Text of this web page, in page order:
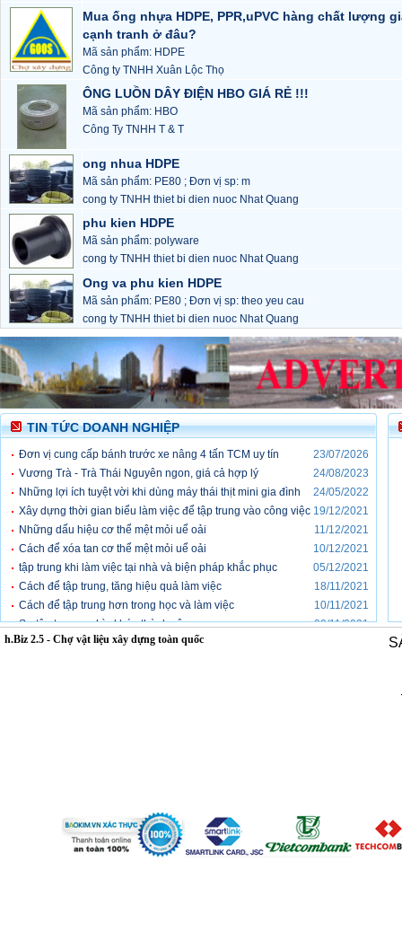
Mua ống nhựa HDPE, PPR,uPVC hàng chất lượng
cạnh tranh ở đâu?
Mã sản phẩm: HDPE
Công ty TNHH Xuân Lộc Thọ
ÔNG LUỒN DÂY ĐIỆN HBO GIÁ RẺ !!!
Mã sản phẩm: HBO
Công Ty TNHH T & T
ong nhua HDPE
Mã sản phẩm: PE80 ; Đơn vị sp: m
cong ty TNHH thiet bi dien nuoc Nhat Quang
phu kien HDPE
Mã sản phẩm: polyware
cong ty TNHH thiet bi dien nuoc Nhat Quang
Ong va phu kien HDPE
Mã sản phẩm: PE80 ; Đơn vị sp: theo yeu cau
cong ty TNHH thiet bi dien nuoc Nhat Quang
TIN TỨC DOANH NGHIỆP
Đơn vị cung cấp bánh trước xe nâng 4 tấn TCM uy tín
23/07/2026
Vương Trà - Trà Thái Nguyên ngon, giá cả hợp lý
24/08/2023
Những lợi ích tuyệt vời khi dùng máy thái thịt mini gia đình
24/05/2022
Xây dựng thời gian biểu làm việc để tập trung vào công việc 19/12/2021
Những dấu hiệu cơ thể mệt mỏi uể oải
11/12/2021
Cách để xóa tan cơ thể mệt mỏi uể oải
10/12/2021
tập trung khi làm việc tại nhà và biện pháp khắc phục
05/12/2021
Cách để tập trung, tăng hiệu quả làm việc
18/11/2021
Cách để tập trung hơn trong học và làm việc
10/11/2021
Sự tập trung – chìa khóa thành công
09/11/2021
h.Biz 2.5 - Chợ vật liệu xây dựng toàn quốc